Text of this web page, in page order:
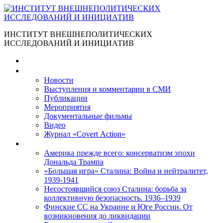
ИНСТИТУТ ВНЕШНЕПОЛИТИЧЕСКИХ
ИССЛЕДОВАНИЙ И ИНИЦИАТИВ
Новости
Выступления и коммента­рии в СМИ
Публикации
Мероприятия
Документальные фильмы
Видео
Журнал «Covert Action»
Америка прежде всего: консерватизм эпохи
Дональда Трампа
«Большая игра» Сталина: Война и нейтралитет,
1939-1941
Несостоявшийся союз Сталина: борьба за
коллективную безопасность. 1936–1939
Финские СС на Украине и Юге России. От
возникновения до ликвидации